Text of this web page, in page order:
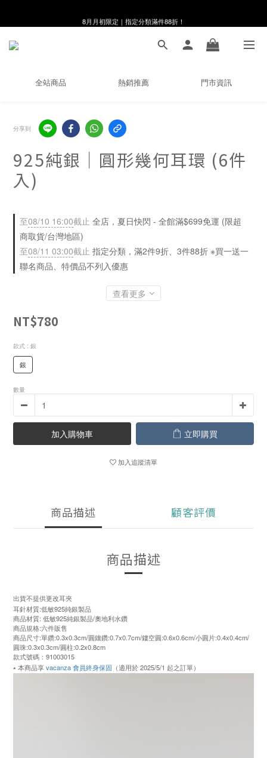
線在，好事發生｜祈願新品 第2件享9折
全站商品 熱銷推薦 門市資訊
分享到
925純銀｜圓形幾何耳環 (6件
入)
至08/10 16:00截止 全店，夏日快閃 - 全館滿$699免運 (限超
商取貨/台灣地區)
至08/11 03:00截止 指定分類，滿2件9折、3件88折 ※買一送一
聯名商品、特價品不列入優惠
查看更多
NT$780
款式 : 銀
銀
數量
加入購物車 立即購買
加入追蹤清單
商品描述 顧客評價
商品描述
出貨不提供更改耳夾
耳針材質:低敏925純銀製品
商品材質: 低敏925純銀製品/奧地利水鑽
商品規格:六件販售
商品尺寸:單鑽:0.3x0.3cm/圓鑲鑽:0.7x0.7cm/鏤空圓:0.6x0.6cm/小圓片:0.4x0.4cm/
圓珠:0.3x0.3cm/圓柱:0.2x0.8cm
款式號碼：91003015
⭑ 本商品享vacanza 會員終身保固 （適用於 2025/5/1 起之訂單）